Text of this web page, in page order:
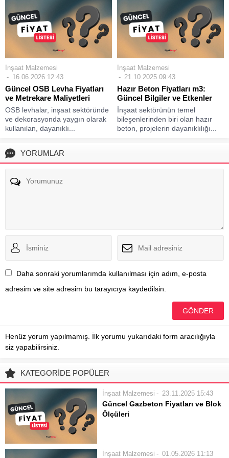
İnşaat Malzemesi
16.06.2026 12:43
Güncel OSB Levha Fiyatları
ve Metrekare Maliyetleri
OSB levhalar, inşaat sektöründe
ve dekorasyonda yaygın olarak
kullanılan, dayanıklı...
İnşaat Malzemesi
21.10.2025 09:43
Hazır Beton Fiyatları m3:
Güncel Bilgiler ve Etkenler
İnşaat sektörünün temel
bileşenlerinden biri olan hazır
beton, projelerin dayanıklılığı...
YORUMLAR
Daha sonraki yorumlarımda kullanılması için adım, e-posta
adresim ve site adresim bu tarayıcıya kaydedilsin.
Henüz yorum yapılmamış. İlk yorumu yukarıdaki form aracılığıyla
siz yapabilirsiniz.
KATEGORİDE POPÜLER
İnşaat Malzemesi 23.11.2025 15:43
Güncel Gazbeton Fiyatları ve Blok
Ölçüleri
İnşaat Malzemesi 01.05.2026 11:13